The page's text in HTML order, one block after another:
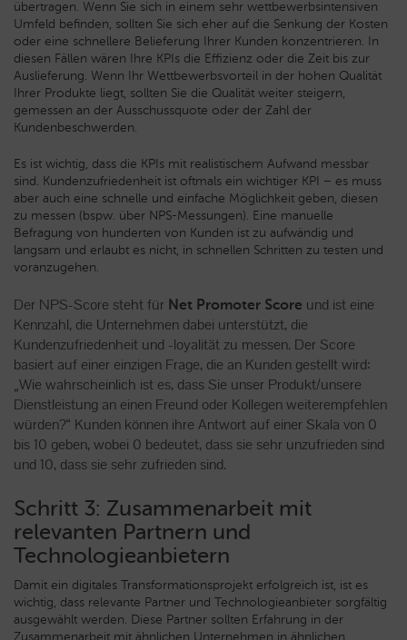
übertragen. Wenn Sie sich in einem sehr wettbewerbsintensiven
Umfeld befinden, sollten Sie sich eher auf die Senkung der Kosten
oder eine schnellere Belieferung Ihrer Kunden konzentrieren. In
diesen Fällen wären Ihre KPIs die Effizienz oder die Zeit bis zur
Auslieferung. Wenn Ihr Wettbewerbsvorteil in der hohen Qualität
Ihrer Produkte liegt, sollten Sie die Qualität weiter steigern,
gemessen an der Ausschussquote oder der Zahl der
Kundenbeschwerden.
Es ist wichtig, dass die KPIs mit realistischem Aufwand messbar
sind. Kundenzufriedenheit ist oftmals ein wichtiger KPI – es muss
aber auch eine schnelle und einfache Möglichkeit geben, diesen
zu messen (bspw. über NPS-Messungen). Eine manuelle
Befragung von hunderten von Kunden ist zu aufwändig und
langsam und erlaubt es nicht, in schnellen Schritten zu testen und
voranzugehen.
Der NPS-Score steht für Net Promoter Score und ist eine
Kennzahl, die Unternehmen dabei unterstützt, die
Kundenzufriedenheit und -loyalität zu messen. Der Score
basiert auf einer einzigen Frage, die an Kunden gestellt wird:
„Wie wahrscheinlich ist es, dass Sie unser Produkt/unsere
Dienstleistung an einen Freund oder Kollegen weiterempfehlen
würden?“ Kunden können ihre Antwort auf einer Skala von 0
bis 10 geben, wobei 0 bedeutet, dass sie sehr unzufrieden sind
und 10, dass sie sehr zufrieden sind.
Schritt 3: Zusammenarbeit mit
relevanten Partnern und
Technologieanbietern
Damit ein digitales Transformationsprojekt erfolgreich ist, ist es
wichtig, dass relevante Partner und Technologieanbieter sorgfältig
ausgewählt werden. Diese Partner sollten Erfahrung in der
Zusammenarbeit mit ähnlichen Unternehmen in ähnlichen